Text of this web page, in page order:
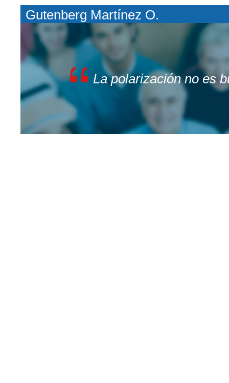
Gutenberg Martínez O.
La polarización no es